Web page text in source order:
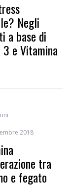
Negli
a base di
3 e Vitamina
2018
tra
e fegato